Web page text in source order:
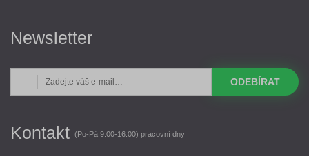
Newsletter
ODEBÍRAT
Kontakt (Po-Pá 9:00-16:00) pracovní dny